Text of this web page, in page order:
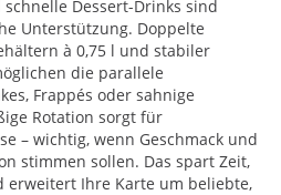
Dessert-Drinks sind
Unterstützung. Doppelte
à 0,75 l und stabiler
die parallele
Frappés oder sahnige
Rotation sorgt für
– wichtig, wenn Geschmack und
stimmen sollen. Das spart Zeit,
erweitert Ihre Karte um beliebte,